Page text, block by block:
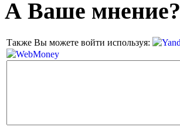
А Ваше мнение?
Также Вы можете войти используя: